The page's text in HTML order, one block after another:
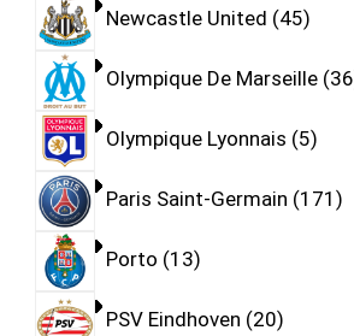
Newcastle United 45
Olympique De Marseille 36
Olympique Lyonnais 5
Paris Saint-Germain 171
Porto 13
PSV Eindhoven 20